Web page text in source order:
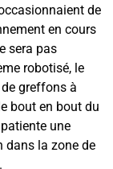
de
en cours
sera pas
robotisé, le
greffons à
bout en bout du
une
dans la zone de